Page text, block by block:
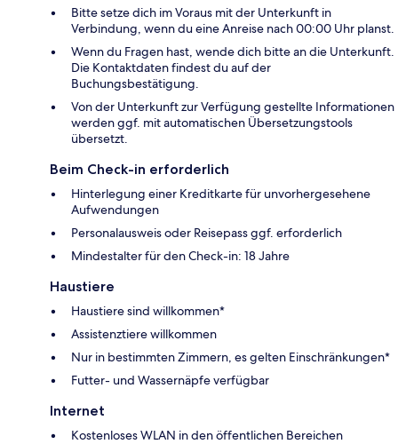
Bitte setze dich im Voraus mit der Unterkunft in
Verbindung, wenn du eine Anreise nach 00:00 Uhr planst.
Wenn du Fragen hast, wende dich bitte an die Unterkunft.
Die Kontaktdaten findest du auf der
Buchungsbestätigung.
Von der Unterkunft zur Verfügung gestellte Informationen
werden ggf. mit automatischen Übersetzungstools
übersetzt.
Beim Check-in erforderlich
Hinterlegung einer Kreditkarte für unvorhergesehene
Aufwendungen
Personalausweis oder Reisepass ggf. erforderlich
Mindestalter für den Check-in: 18 Jahre
Haustiere
Haustiere sind willkommen*
Assistenztiere willkommen
Nur in bestimmten Zimmern, es gelten Einschränkungen*
Futter- und Wassernäpfe verfügbar
Internet
Kostenloses WLAN in den öffentlichen Bereichen